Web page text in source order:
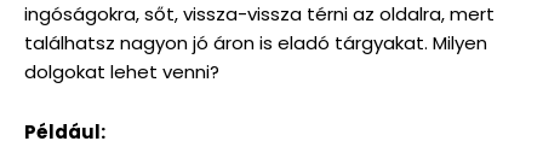
ingóságokra, sőt, vissza-vissza térni az oldalra, mert
találhatsz nagyon jó áron is eladó tárgyakat. Milyen
dolgokat lehet venni?
Például: